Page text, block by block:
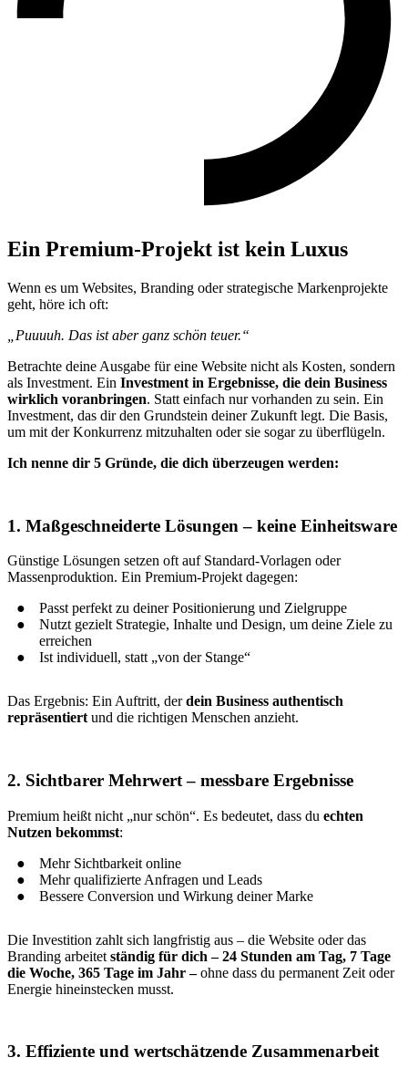
Ein Premium-Projekt ist kein Luxus
Wenn es um Websites, Branding oder strategische Markenprojekte
geht, höre ich oft:
„Puuuuh. Das ist aber ganz schön teuer.“
Betrachte deine Ausgabe für eine Website nicht als Kosten, sondern
als Investment. Ein Investment in Ergebnisse, die dein Business
wirklich voranbringen. Statt einfach nur vorhanden zu sein. Ein
Investment, das dir den Grundstein deiner Zukunft legt. Die Basis,
um mit der Konkurrenz mitzuhalten oder sie sogar zu überflügeln.
Ich nenne dir 5 Gründe, die dich überzeugen werden:
1. Maßgeschneiderte Lösungen – keine Einheitsware
Günstige Lösungen setzen oft auf Standard-Vorlagen oder
Massenproduktion. Ein Premium-Projekt dagegen:
Passt perfekt zu deiner Positionierung und Zielgruppe
Nutzt gezielt Strategie, Inhalte und Design, um deine Ziele zu
erreichen
Ist individuell, statt „von der Stange“
Das Ergebnis: Ein Auftritt, derdein Business authentisch
repräsentiert und die richtigen Menschen anzieht.
2. Sichtbarer Mehrwert – messbare Ergebnisse
Premium heißt nicht „nur schön“. Es bedeutet, dass du echten
Nutzen bekommst:
Mehr Sichtbarkeit online
Mehr qualifizierte Anfragen und Leads
Bessere Conversion und Wirkung deiner Marke
Die Investition zahlt sich langfristig aus – die Website oder das
Branding arbeitet ständig für dich – 24 Stunden am Tag, 7 Tage
die Woche, 365 Tage im Jahr –ohne dass du permanent Zeit oder
Energie hineinstecken musst.
3. Effiziente und wertschätzende Zusammenarbeit